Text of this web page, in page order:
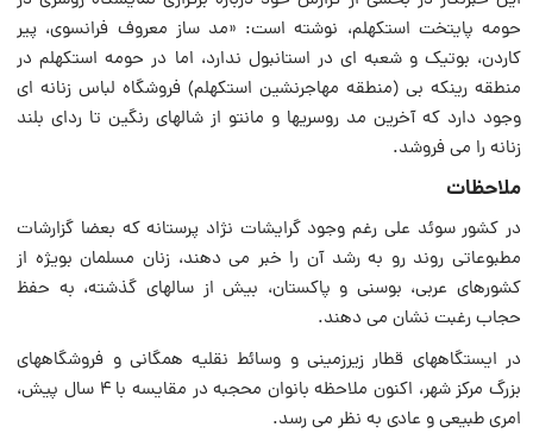
حومه پایتخت استکهلم، نوشته است: «مد ساز معروف فرانسوی، پیر
کاردن، بوتیک و شعبه ای در استانبول ندارد، اما در حومه استکهلم در
منطقه رینکه بی (منطقه مهاجرنشین استکهلم) فروشگاه لباس زنانه ای
وجود دارد که آخرین مد روسریها و مانتو از شالهای رنگین تا ردای بلند
زنانه را می فروشد.
ملاحظات
در کشور سوئد علی رغم وجود گرایشات نژاد پرستانه که بعضا گزارشات
مطبوعاتی روند رو به رشد آن را خبر می دهند، زنان مسلمان بویژه از
کشورهای عربی، بوسنی و پاکستان، بیش از سالهای گذشته، به حفظ
حجاب رغبت نشان می دهند.
در ایستگاههای قطار زیرزمینی و وسائط نقلیه همگانی و فروشگاههای
بزرگ مرکز شهر، اکنون ملاحظه بانوان محجبه در مقایسه با ۴ سال پیش،
امری طبیعی و عادی به نظر می رسد.